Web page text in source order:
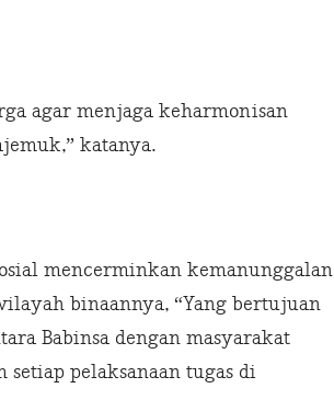
agar menjaga keharmonisan
katanya.
mencerminkan kemanunggalan
binaannya, “Yang bertujuan
Babinsa dengan masyarakat
setiap pelaksanaan tugas di